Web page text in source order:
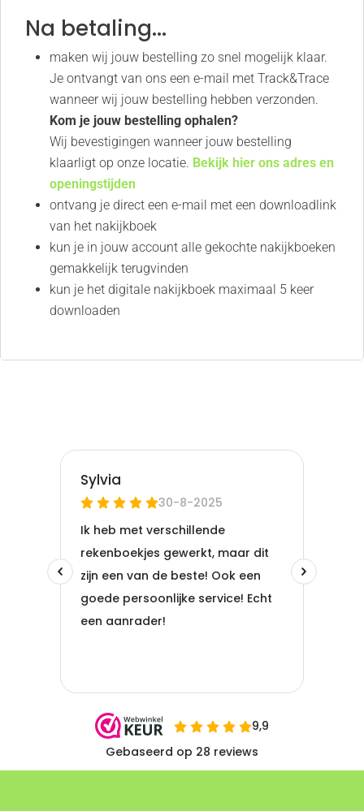
Na betaling...
maken wij jouw bestelling zo snel mogelijk klaar.
Je ontvangt van ons een e-mail met Track&Trace
wanneer wij jouw bestelling hebben verzonden.
Kom je jouw bestelling ophalen?
Wij bevestigingen wanneer jouw bestelling
klaarligt op onze locatie. Bekijk hier ons adres en
openingstijden
ontvang je direct een e-mail met een downloadlink
van het nakijkboek
kun je in jouw account alle gekochte nakijkboeken
gemakkelijk terugvinden
kun je het digitale nakijkboek maximaal 5 keer
downloaden